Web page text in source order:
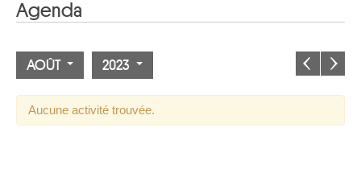
Agenda
AOÛT 2023
Aucune activité trouvée.